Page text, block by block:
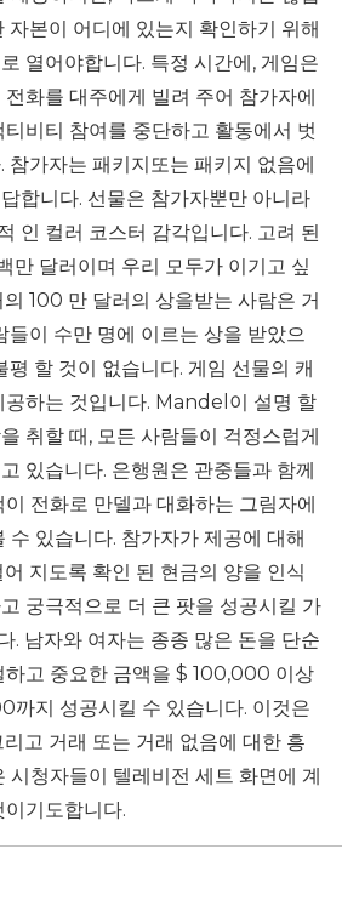
자본이 어디에 있는지 확인하기 위해
열어야합니다. 특정 시간에, 게임은
화를 대주에게 빌려 주어 참가자에
비티 참여를 중단하고 활동에서 벗
참가자는 패키지또는 패키지 없음에
합니다. 선물은 참가자뿐만 아니라
인 컬러 코스터 감각입니다. 고려 된
만 달러이며 우리 모두가 이기고 싶
100 만 달러의 상을받는 사람은 거
들이 수만 명에 이르는 상을 받았으
평 할 것이 없습니다. 게임 선물의 캐
공하는 것입니다. Mandel이 설명 할
취할 때, 모든 사람들이 걱정스럽게
있습니다. 은행원은 관중들과 함께
전화로 만델과 대화하는 그림자에
수 있습니다. 참가자가 제공에 대해
지도록 확인 된 현금의 양을 인식
궁극적으로 더 큰 팟을 성공시킬 가
. 남자와 여자는 종종 많은 돈을 단순
하고 중요한 금액을 $ 100,000 이상
까지 성공시킬 수 있습니다. 이것은
고 거래 또는 거래 없음에 대한 흥
시청자들이 텔레비전 세트 화면에 계
기도합니다.